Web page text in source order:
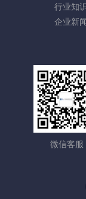
行业知
企业新
微信客服